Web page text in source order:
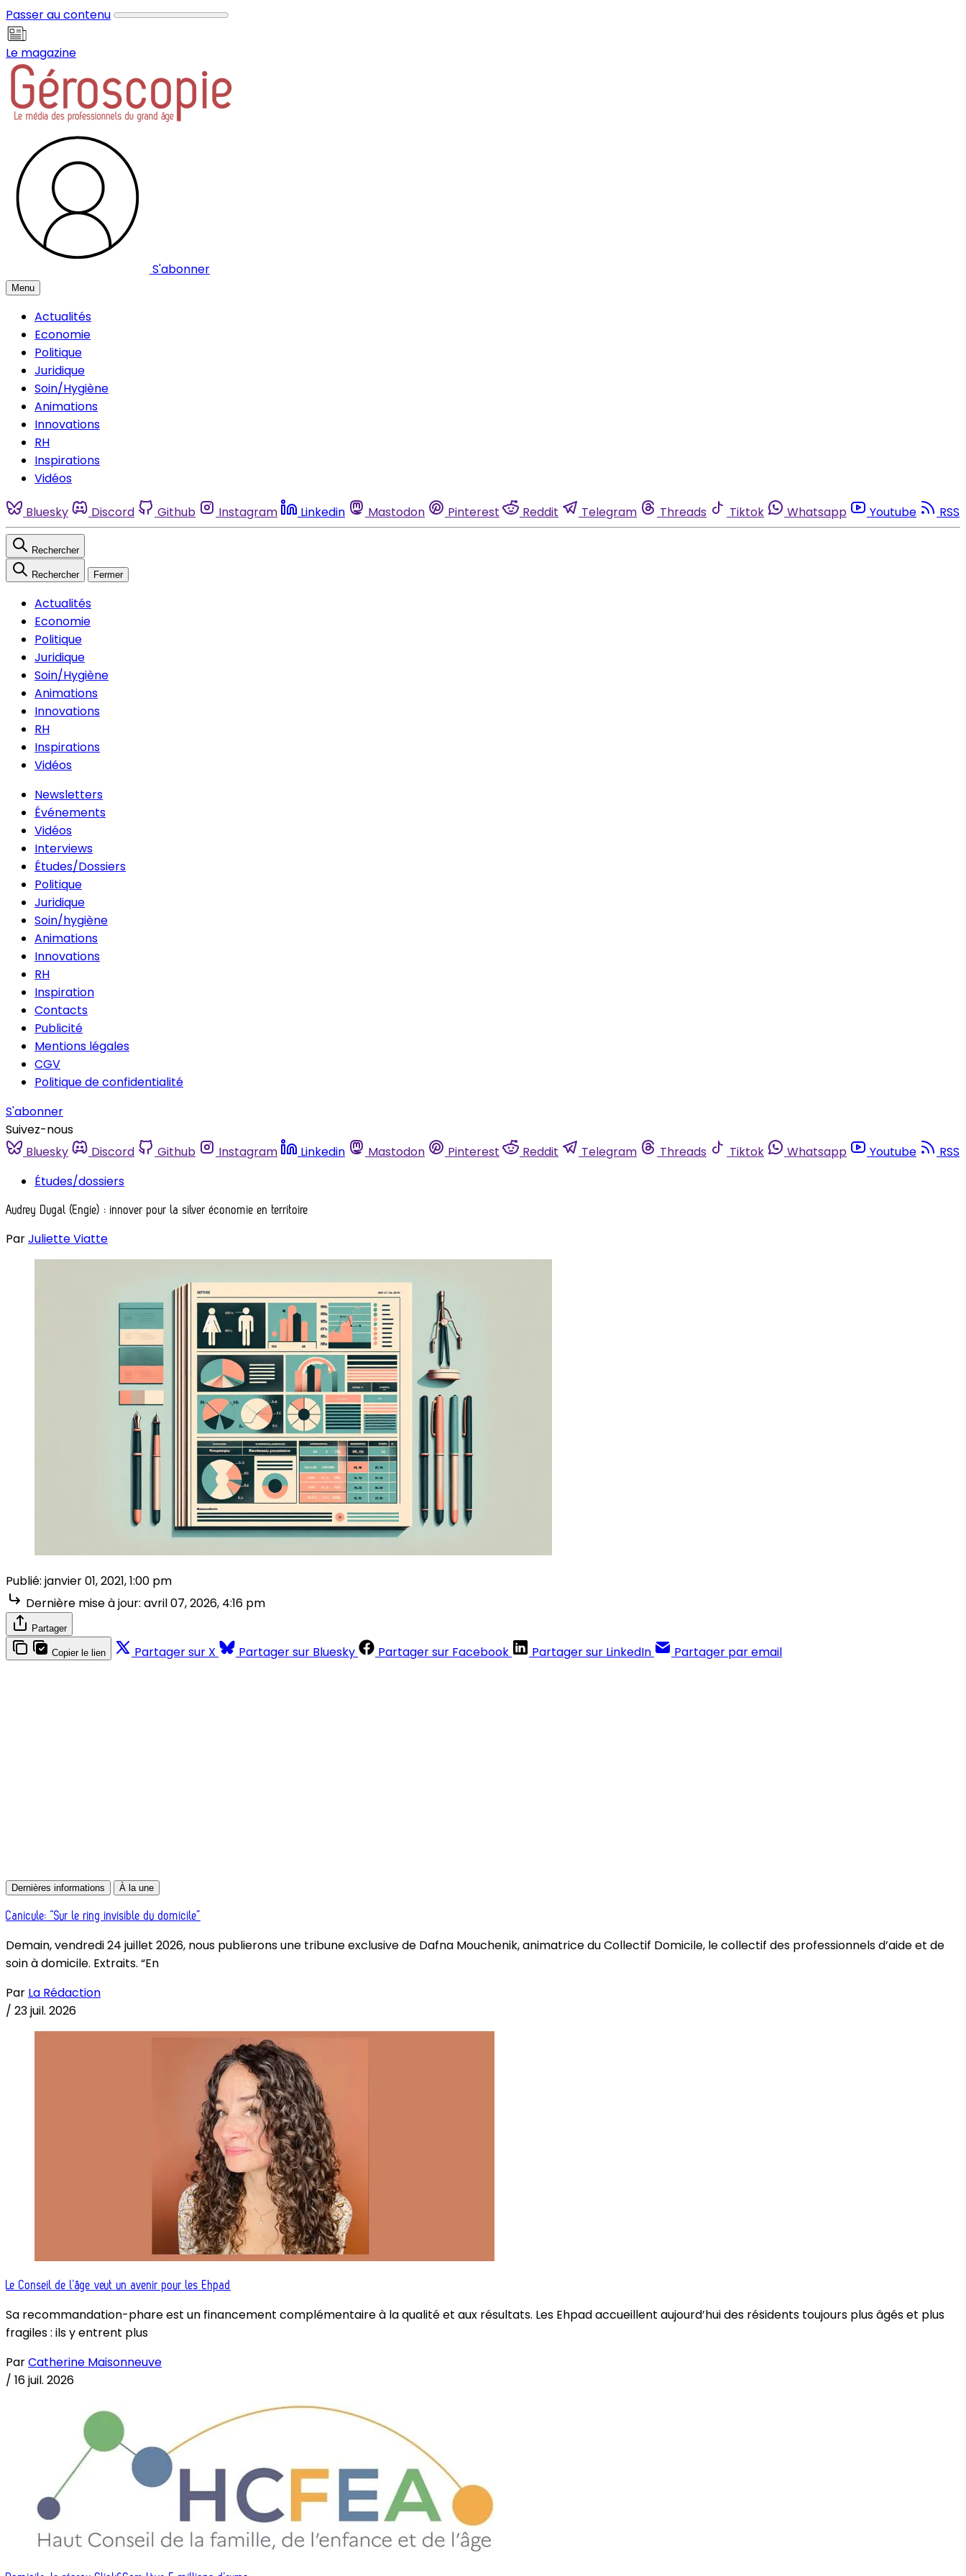
Passer au contenu
Le magazine
S'abonner
Menu
Actualités
Economie
Politique
Juridique
Soin/Hygiène
Animations
Innovations
RH
Inspirations
Vidéos
Bluesky Discord Github Instagram Linkedin Mastodon Pinterest Reddit Telegram Threads Tiktok Whatsapp Youtube RSS
Rechercher
Rechercher Fermer
Actualités
Economie
Politique
Juridique
Soin/Hygiène
Animations
Innovations
RH
Inspirations
Vidéos
Newsletters
Événements
Vidéos
Interviews
Études/Dossiers
Politique
Juridique
Soin/hygiène
Animations
Innovations
RH
Inspiration
Contacts
Publicité
Mentions légales
CGV
Politique de confidentialité
S'abonner
Suivez-nous
Bluesky
Discord Github Instagram Linkedin Mastodon Pinterest Reddit Telegram Threads Tiktok Whatsapp Youtube
RSS
Études/dossiers
Audrey Dugal (Engie) : innover pour la silver économie en territoire
ParJuliette Viatte
Publié: janvier 01, 2021, 1:00 pm
Dernière mise à jour: avril 07, 2026, 4:16 pm
Partager
Copier le lien Partager sur X Partager sur Bluesky Partager sur Facebook Partager sur LinkedIn Partager par email
Dernières informations À la une
Canicule: “Sur le ring invisible du domicile”
Demain, vendredi 24 juillet 2026, nous publierons une tribune exclusive de Dafna Mouchenik, animatrice du Collectif Domicile, le collectif des professionnels d’aide et de
soin à domicile. Extraits. “En
Par La Rédaction
/ 23 juil. 2026
Le Conseil de l’âge veut un avenir pour les Ehpad
Sa recommandation-phare est un financement complémentaire à la qualité et aux résultats. Les Ehpad accueillent aujourd’hui des résidents toujours plus âgés et plus
fragiles : ils y entrent plus
ParCatherine Maisonneuve
/ 16 juil. 2026
Panneau de gestion des cookies